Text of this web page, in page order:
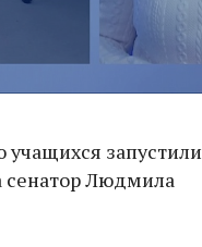
запустили
сенатор Людмила